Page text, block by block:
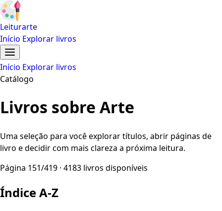
Leiturarte
Início Explorar livros
Início Explorar livros
Catálogo
Livros sobre Arte
Uma seleção para você explorar títulos, abrir páginas de
livro e decidir com mais clareza a próxima leitura.
Página 151/419 · 4183 livros disponíveis
Índice A-Z